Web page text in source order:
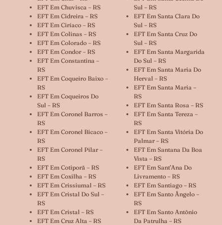
EFT Em Chuvisca – RS
EFT Em Cidreira – RS
EFT Em Ciríaco – RS
EFT Em Colinas – RS
EFT Em Colorado – RS
EFT Em Condor – RS
EFT Em Constantina –
RS
EFT Em Coqueiro Baixo –
RS
EFT Em Coqueiros Do
Sul – RS
EFT Em Coronel Barros –
RS
EFT Em Coronel Bicaco –
RS
EFT Em Coronel Pilar –
RS
EFT Em Cotiporã – RS
EFT Em Coxilha – RS
EFT Em Crissiumal – RS
EFT Em Cristal Do Sul –
RS
EFT Em Cristal – RS
EFT Em Cruz Alta – RS
Sul – RS
EFT Em Santa Clara Do
Sul – RS
EFT Em Santa Cruz Do
Sul – RS
EFT Em Santa Margarida
Do Sul – RS
EFT Em Santa Maria Do
Herval – RS
EFT Em Santa Maria –
RS
EFT Em Santa Rosa – RS
EFT Em Santa Tereza –
RS
EFT Em Santa Vitória Do
Palmar – RS
EFT Em Santana Da Boa
Vista – RS
EFT Em Sant’Ana Do
Livramento – RS
EFT Em Santiago – RS
EFT Em Santo Ângelo –
RS
EFT Em Santo Antônio
Da Patrulha – RS